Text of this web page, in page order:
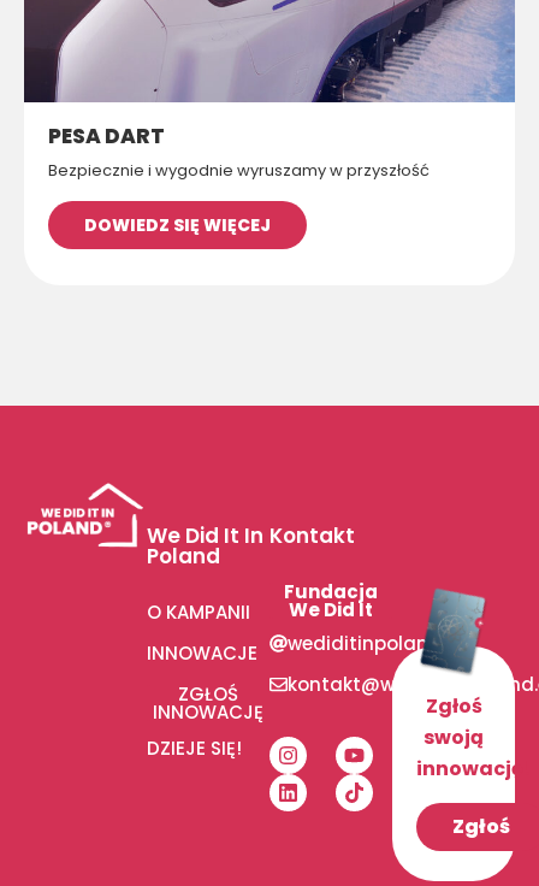
PESA DART
Bezpiecznie i wygodnie wyruszamy w przyszłość
DOWIEDZ SIĘ WIĘCEJ
We Did It In
Poland
O KAMPANII
INNOWACJE
ZGŁOŚ
INNOWACJĘ
DZIEJE SIĘ!
Kontakt
Fundacja
We Did It
wediditinpoland
Zgłoś
swoją
innowację!
Zgłoś